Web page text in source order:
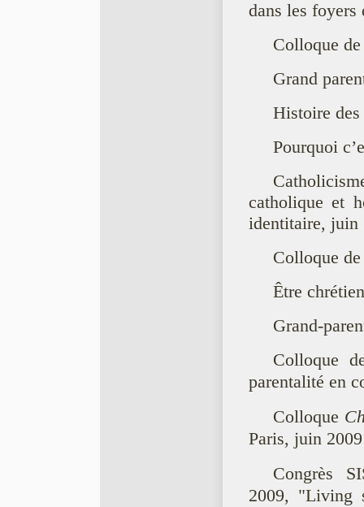
dans les foyers
Colloque
Grand
Histoire des
Pourquoi
catholique et
identitaire, juin
Colloque
Être
Grand-
Colloque
parentalité en
Colloque
Paris, juin 2009
Congrès
2009, "Living